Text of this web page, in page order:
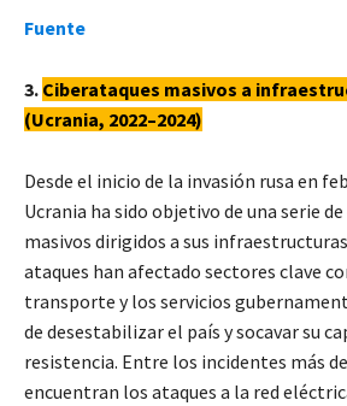
Fuente
3. Ciberataques masivos a
(Ucrania, 2022–2024)
Desde el inicio de la invasión rusa en
Ucrania ha sido objetivo de una serie
masivos dirigidos a sus
ataques han afectado sectores clave
transporte y los servicios
de desestabilizar el país y socavar su
resistencia.​ Entre los incidentes más
encuentran los ataques a la red